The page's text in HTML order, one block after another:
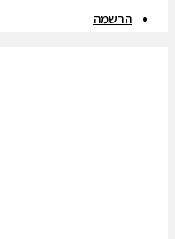
הרשמה